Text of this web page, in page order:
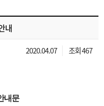
내
2020.04.07 조회 467
내문